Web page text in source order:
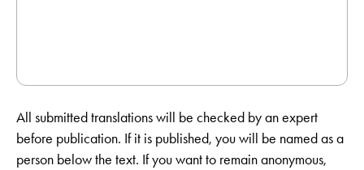
All submitted translations will be checked by an expert
before publication. If it is published, you will be named as a
person below the text. If you want to remain anonymous,